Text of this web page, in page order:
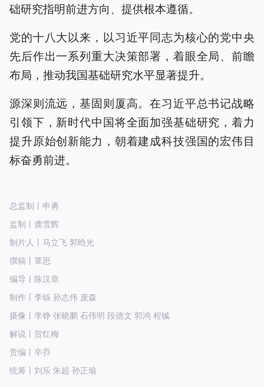
础研究指明前进方向、提供根本遵循。
党的十八大以来，以习近平同志为核心的党中央
先后作出一系列重大决策部署，着眼全局、前瞻
布局，推动我国基础研究水平显著提升。
源深则流远，基固则厦高。在习近平总书记战略
引领下，新时代中国将全面加强基础研究，着力
提升原始创新能力，朝着建成科技强国的宏伟目
标奋勇前进。
总监制丨申勇
监制丨龚雪辉
制片人丨马立飞 郭晗光
撰稿丨覃思
编导丨陈汉章
制作丨李铄 孙志伟 庞森
摄像丨李铮 张晓鹏 石伟明 段德文 郭鸿 程铖
解说丨贺红梅
责编丨辛乔
统筹丨刘乐 朱超 孙正瑜